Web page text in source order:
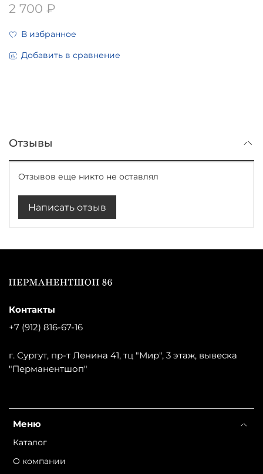
2 700 ₽
В избранное
Добавить в сравнение
Отзывы
Отзывов еще никто не оставлял
Написать отзыв
Меню
Каталог
О компании
Контакты
+7 (912) 816-67-16
г. Сургут, пр-т Ленина 41, тц "Мир", 3 этаж, вывеска
"Перманентшоп"